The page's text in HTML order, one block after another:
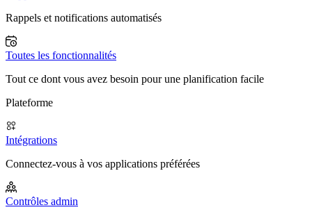
Rappels et notifications automatisés
Toutes les fonctionnalités
Tout ce dont vous avez besoin pour une planification facile
Plateforme
Intégrations
Connectez-vous à vos applications préférées
Contrôles admin